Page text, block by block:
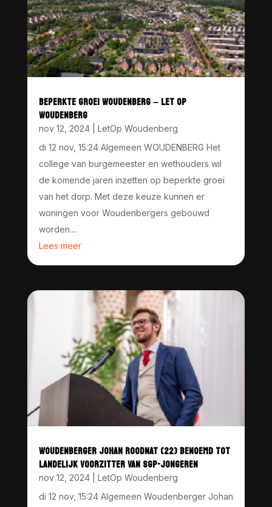
BEPERKTE GROEI WOUDENBERG – LET OP
WOUDENBERG
nov 12, 2024| LetOp Woudenberg
di 12 nov, 15:24 Algemeen WOUDENBERG Het
college van burgemeester en wethouders wil
de komende jaren inzetten op beperkte groei
van het dorp. Met deze keuze kunnen er
woningen voor Woudenbergers gebouwd
worden....
Lees meer
WOUDENBERGER JOHAN ROODNAT (22) BENOEMD TOT
LANDELIJK VOORZITTER VAN SGP-JONGEREN
nov 12, 2024| LetOp Woudenberg
di 12 nov, 15:24 Algemeen Woudenberger Johan